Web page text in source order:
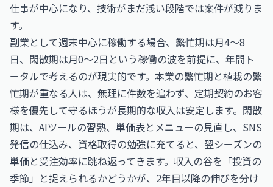
仕事が中心になり、技術がまだ浅い段階では案件が減りま
す。
副業として週末中心に稼働する場合、繁忙期は月4〜8
日、閑散期は月0〜2日という稼働の波を前提に、年間ト
ータルで考えるのが現実的です。本業の繁忙期と植栽の繁
忙期が重なる人は、無理に件数を追わず、定期契約のお客
様を優先して守るほうが長期的な収入は安定します。閑散
期は、AIツールの習熟、単価表とメニューの見直し、SNS
発信の仕込み、資格取得の勉強に充てると、翌シーズンの
単価と受注効率に跳ね返ってきます。収入の谷を「投資の
季節」と捉えられるかどうかが、2年目以降の伸びを分け